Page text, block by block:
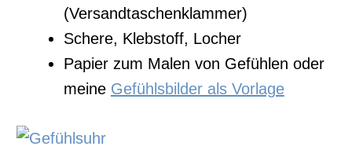
(Versandtaschenklammer)
Schere, Klebstoff, Locher
Papier zum Malen von Gefühlen oder
meine Gefühlsbilder als Vorlage